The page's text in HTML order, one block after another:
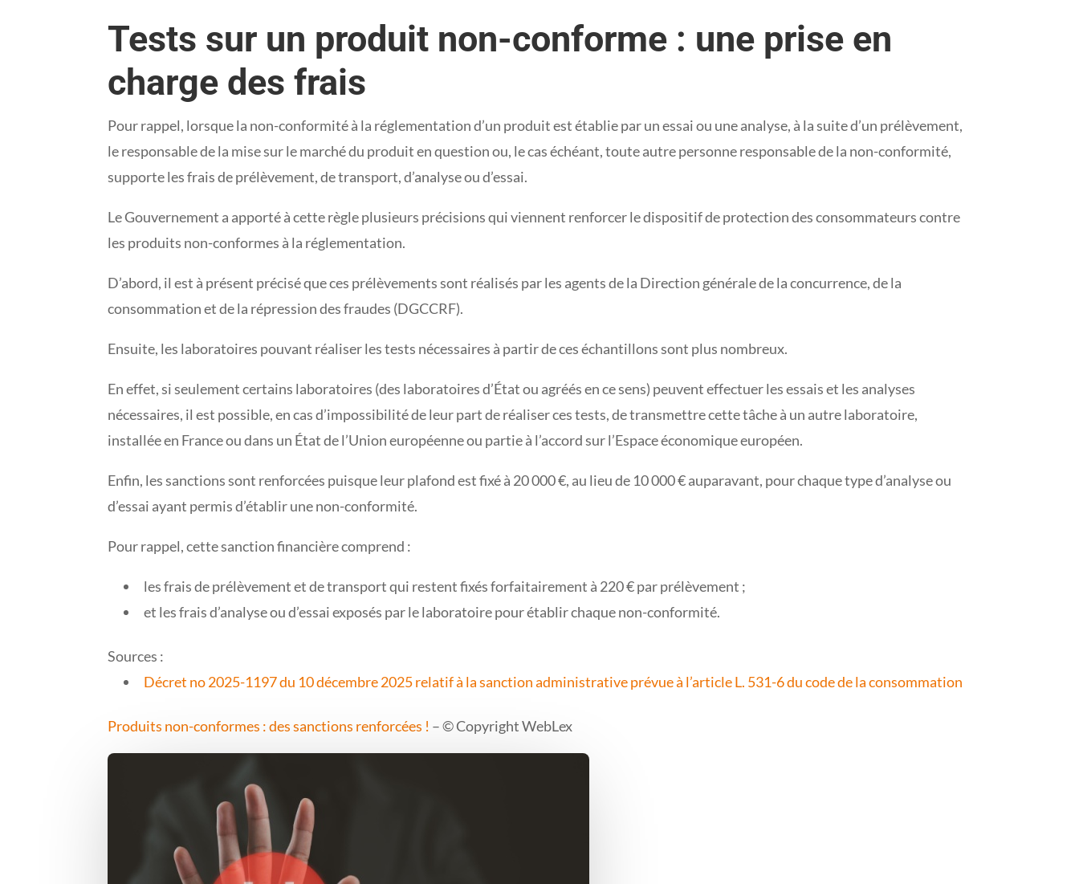
Tests sur un produit non-conforme : une prise en
charge des frais
Pour rappel, lorsque la non-conformité à la réglementation d’un produit est établie par un essai ou une analyse, à la suite d’un prélèvement,
le responsable de la mise sur le marché du produit en question ou, le cas échéant, toute autre personne responsable de la non-conformité,
supporte les frais de prélèvement, de transport, d’analyse ou d’essai.
Le Gouvernement a apporté à cette règle plusieurs précisions qui viennent renforcer le dispositif de protection des consommateurs contre
les produits non-conformes à la réglementation.
D’abord, il est à présent précisé que ces prélèvements sont réalisés par les agents de la Direction générale de la concurrence, de la
consommation et de la répression des fraudes (DGCCRF).
Ensuite, les laboratoires pouvant réaliser les tests nécessaires à partir de ces échantillons sont plus nombreux.
En effet, si seulement certains laboratoires (des laboratoires d’État ou agréés en ce sens) peuvent effectuer les essais et les analyses
nécessaires, il est possible, en cas d’impossibilité de leur part de réaliser ces tests, de transmettre cette tâche à un autre laboratoire,
installée en France ou dans un État de l’Union européenne ou partie à l’accord sur l’Espace économique européen.
Enfin, les sanctions sont renforcées puisque leur plafond est fixé à 20 000 €, au lieu de 10 000 € auparavant, pour chaque type d’analyse ou
d’essai ayant permis d’établir une non-conformité.
Pour rappel, cette sanction financière comprend :
les frais de prélèvement et de transport qui restent fixés forfaitairement à 220 € par prélèvement ;
et les frais d’analyse ou d’essai exposés par le laboratoire pour établir chaque non-conformité.
Sources :
Décret no 2025-1197 du 10 décembre 2025 relatif à la sanction administrative prévue à l’article L. 531-6 du code de la consommation
Produits non-conformes : des sanctions renforcées ! – © Copyright WebLex